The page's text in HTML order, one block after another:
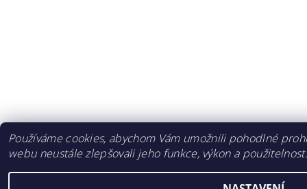
Používáme cookies, abychom Vám umožnili pohodlné
webu neustále zlepšovali jeho funkce, výkon a použitelnost.